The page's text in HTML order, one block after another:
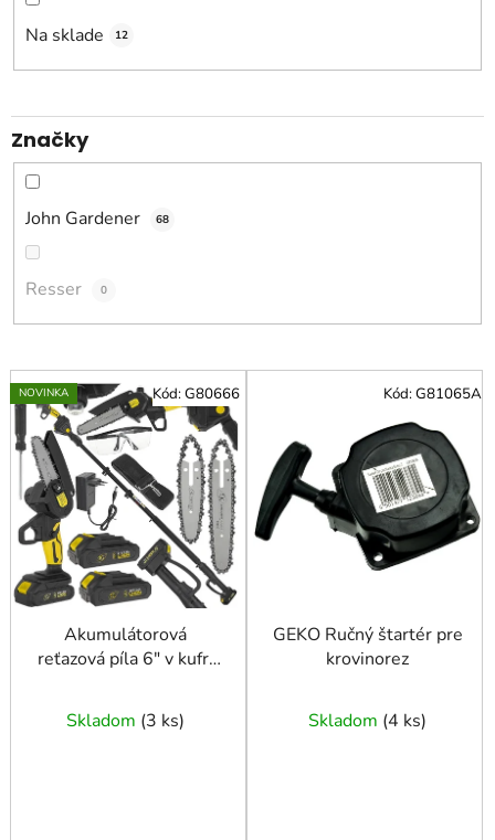
o
d
k
t
o
Na sklade 12
Značky
John Gardener 68
Resser 0
V
ý
p
s
p
r
o
d
NOVINKA
Akumulátorová
reťazová píla 6" v kufri
sada s teleskopickým
výložníkom 1,65-2,50
Skladom (3 ks)
Kód:G80666
GEKO Ručný štartér pre
krovinorez
Skladom (4 ks)
Kód:G81065A